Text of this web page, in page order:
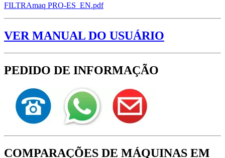
FILTRAmaq PRO-ES_EN.pdf
VER MANUAL DO USUÁRIO
PEDIDO DE INFORMAÇÃO
COMPARAÇÕES DE MÁQUINAS EM